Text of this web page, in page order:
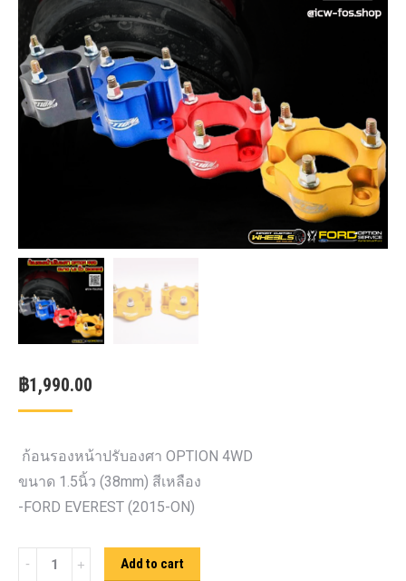
฿1,990.00
ก้อนรองหน้าปรับองศา OPTION 4WD
ขนาด 1.5นิ้ว (38mm) สีเหลือง
-FORD EVEREST (2015-ON)
Add to cart